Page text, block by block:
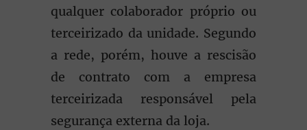
qualquer colaborador próprio ou
terceirizado da unidade. Segundo
a rede, porém, houve a rescisão
de contrato com a empresa
terceirizada responsável pela
segurança externa da loja.